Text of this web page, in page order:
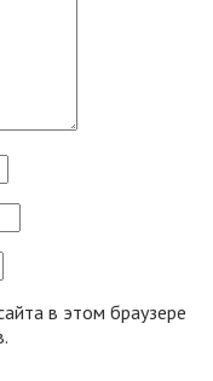
в этом браузере